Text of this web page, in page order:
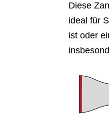
Diese
ideal für
ist oder